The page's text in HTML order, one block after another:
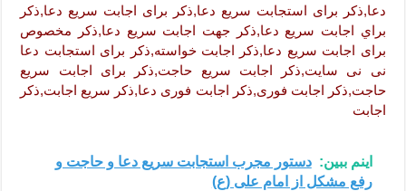
دعا,ذکر برای استجابت سریع دعا,ذکر برای اجابت سریع دعا,ذكر
براي اجابت سريع دعا,ذکر جهت اجابت سریع دعا,ذکر مخصوص
برای اجابت سریع دعا,ذکر اجابت خواسته,ذکر برای استجابت دعا
نی نی سایت,ذکر اجابت سریع حاجت,ذکر برای اجابت سریع
حاجت,ذکر اجابت فوری,ذکر اجابت فوری دعا,ذکر سریع اجابت,ذکر
اجابت
اینم ببین: دستور مجرب استجابت سریع دعا و حاجت و
رفع مشکل از امام علی (ع)